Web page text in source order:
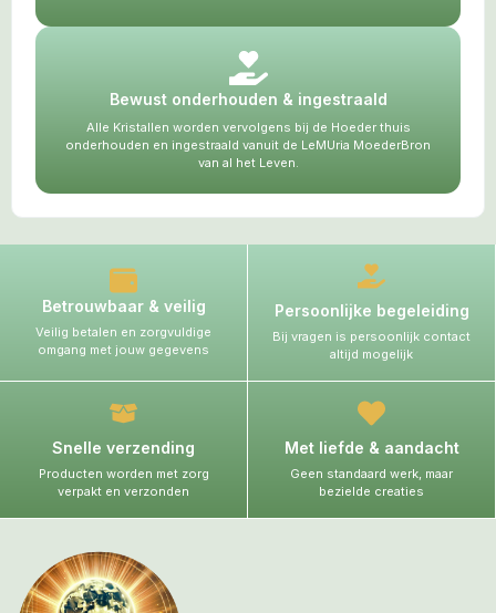
Bewust onderhouden & ingestraald
Alle Kristallen worden vervolgens bij de Hoeder thuis
onderhouden en ingestraald vanuit de LeMUria MoederBron
van al het Leven.
Betrouwbaar & veilig
Veilig betalen en zorgvuldige
omgang met jouw gegevens
Persoonlijke begeleiding
Bij vragen is persoonlijk contact
altijd mogelijk
Snelle verzending
Producten worden met zorg
verpakt en verzonden
Met liefde & aandacht
Geen standaard werk, maar
bezielde creaties